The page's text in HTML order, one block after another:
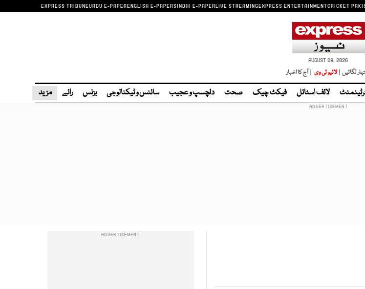
EXPRESS TRIBUNEURDU E-PAPERENGLISH E-PAPERSINDHI E-PAPERLIVE STREAMINGEXPRESS ENTERTAINMENTCRICKET
AUGUST 08, 2026
لگائیں | لائیو ٹی وی | آج کا اخبار
لائف اسٹائل فیکٹ چیک صحت دلچسپ و عجیب سائنس و ٹیکنالوجی بزنس رائے مزید